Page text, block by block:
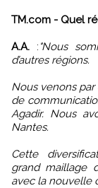
TM.com - Quel
A.A. : "Nous
d’autres régions.
Nous venons
de
Agadir. Nous
Nantes.
Cette
grand maillage
avec la nouvelle